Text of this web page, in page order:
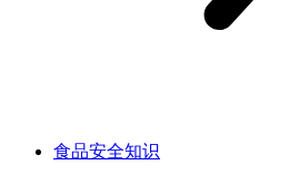
食品安全知识